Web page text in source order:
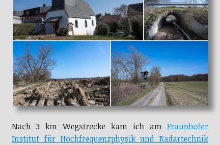
Nach 3 km Wegstrecke kam ich amFraunhofer
Institut für Hochfrequenzphysik und Radartechnik